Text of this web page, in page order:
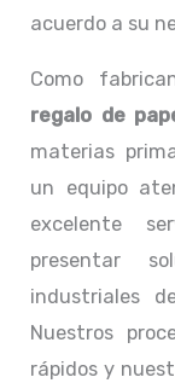
acuerdo a su
Como
regalo de
materias
un equipo
excelente
presentar
industriales
Nuestros
rápidos y